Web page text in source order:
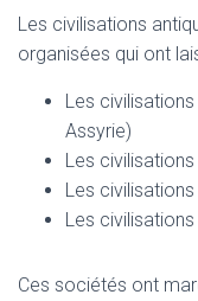
Les civilisations
organisées qui ont
Les
Assyrie)
Les
Les
Les
Ces sociétés ont